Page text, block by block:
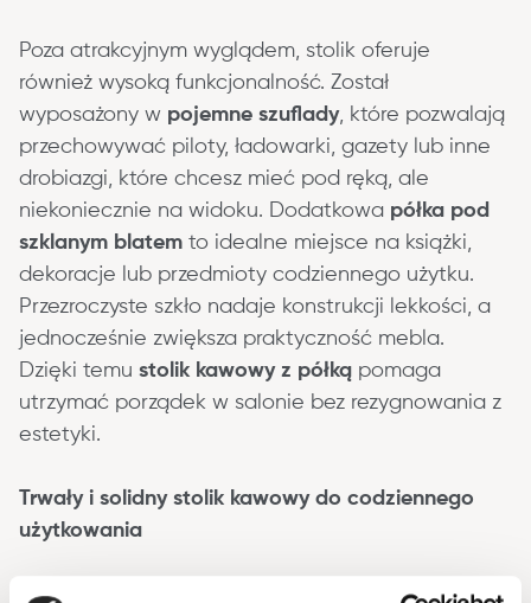
Poza atrakcyjnym wyglądem, stolik oferuje
również wysoką funkcjonalność. Został
wyposażony w pojemne szuflady, które pozwalają
przechowywać piloty, ładowarki, gazety lub inne
drobiazgi, które chcesz mieć pod ręką, ale
niekoniecznie na widoku. Dodatkowa półka pod
szklanym blatem to idealne miejsce na książki,
dekoracje lub przedmioty codziennego użytku.
Przezroczyste szkło nadaje konstrukcji lekkości, a
jednocześnie zwiększa praktyczność mebla.
Dzięki temu stolik kawowy z półką pomaga
utrzymać porządek w salonie bez rezygnowania z
estetyki.
Trwały i solidny stolik kawowy do codziennego
użytkowania
Konstrukcja została wykonana z wytrzymałej płyty